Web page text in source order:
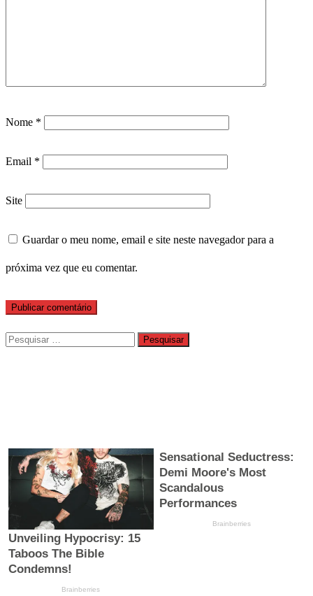
Nome *
Email *
Site
Guardar o meu nome, email e site neste navegador para a
próxima vez que eu comentar.
Pesquisar
por: